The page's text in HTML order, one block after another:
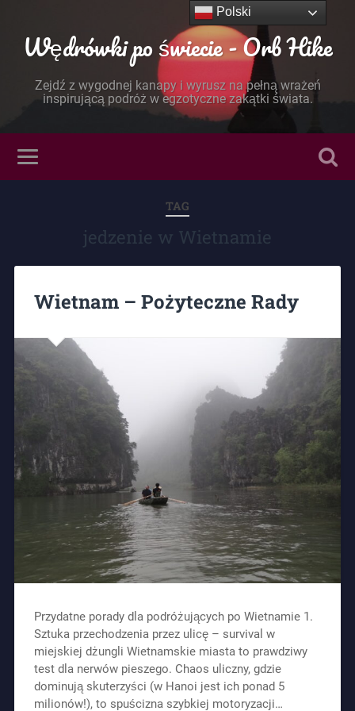
Wędrówki po świecie - Orb Hike
Zejdź z wygodnej kanapy i wyrusz na pełną wrażeń
inspirującą podróż w egzotyczne zakątki świata.
TAG
jedzenie w Wietnamie
Wietnam – Pożyteczne Rady
Przydatne porady dla podróżujących po Wietnamie 1.
Sztuka przechodzenia przez ulicę – survival w
miejskiej dżungli Wietnamskie miasta to prawdziwy
test dla nerwów pieszego. Chaos uliczny, gdzie
dominują skuterzyści (w Hanoi jest ich ponad 5
milionów!), to spuścizna szybkiej motoryzacji…
Polski